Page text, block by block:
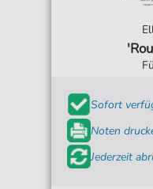
Sofort
Noten
Jederzeit